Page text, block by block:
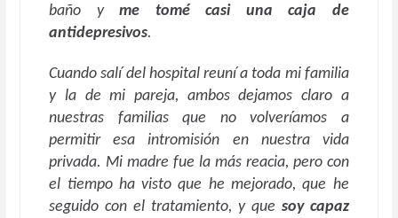
baño yme tomé casi una caja de
antidepresivos.
Cuando salí del hospital reuní a toda mi familia
y la de mi pareja, ambos dejamos claro a
nuestras familias que no volveríamos a
permitir esa intromisión en nuestra vida
privada. Mi madre fue la más reacia, pero con
el tiempo ha visto que he mejorado, que he
seguido con el tratamiento, y que soy capaz